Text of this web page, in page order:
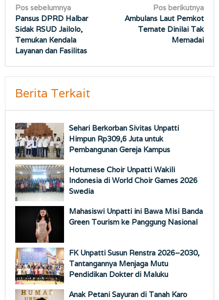
Navigasi
pos
Pos sebelumnya
Pansus DPRD Halbar
Sidak RSUD Jailolo,
Temukan Kendala
Layanan dan Fasilitas
Pos berikutnya
Ambulans Laut Pemkot
Ternate Dinilai Tak
Memadai
Berita Terkait
Sehari Berkorban Sivitas Unpatti
Himpun Rp309,6 Juta untuk
Pembangunan Gereja Kampus
Hotumese Choir Unpatti Wakili
Indonesia di World Choir Games 2026
Swedia
Mahasiswi Unpatti ini Bawa Misi Banda
Green Tourism ke Panggung Nasional
FK Unpatti Susun Renstra 2026–2030,
Tantangannya Menjaga Mutu
Pendidikan Dokter di Maluku
Anak Petani Sayuran di Tanah Karo